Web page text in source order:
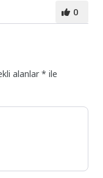
0
alanlar* ile